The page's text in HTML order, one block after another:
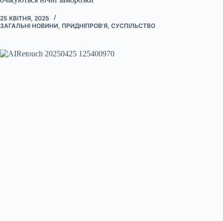
25 КВІТНЯ, 2025
ЗАГАЛЬНІ НОВИНИ, ПРИДНІПРОВ'Я, СУСПІЛЬСТВО